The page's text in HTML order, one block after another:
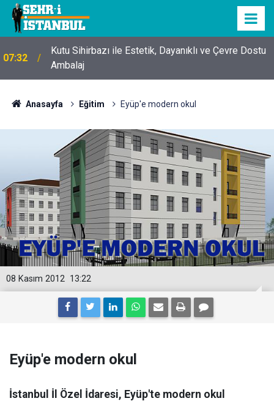
07:32
Kutu Sihirbazı ile Estetik, Dayanıklı ve Çevre Dostu
Ambalaj
Anasayfa Eğitim Eyüp'e modern okul
13:22
08 Kasım 2012
Eyüp'e modern okul
İstanbul İl Özel İdaresi, Eyüp'te modern okul